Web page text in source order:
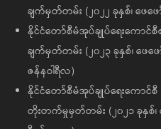
ချက်မှတ်တမ်း (၂၀၂၂ ခုနှစ်၊ ဖေဖ
နိုင်ငံတော်စီမံအုပ်ချုပ်ရေးကော
ချက်မှတ်တမ်း (၂၀၂၃ ခုနှစ်၊ ဖေဖေ
ဇန်နဝါရီလ)
နိုင်ငံတော်စီမံအုပ်ချုပ်ရေးကော
တိုးတက်မှုမှတ်တမ်း (၂၀၂၁ ခုနှစ်၊